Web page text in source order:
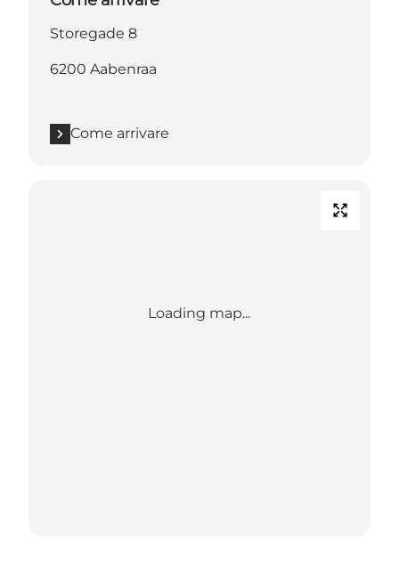
Storegade 8
6200 Aabenraa
Come arrivare
Loading map...